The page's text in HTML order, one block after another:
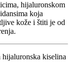
hijaluronskom
koja
kože i štiti je od
kiselina